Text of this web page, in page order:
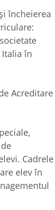
încheierea
în
Acreditare
Cadrele
elev în